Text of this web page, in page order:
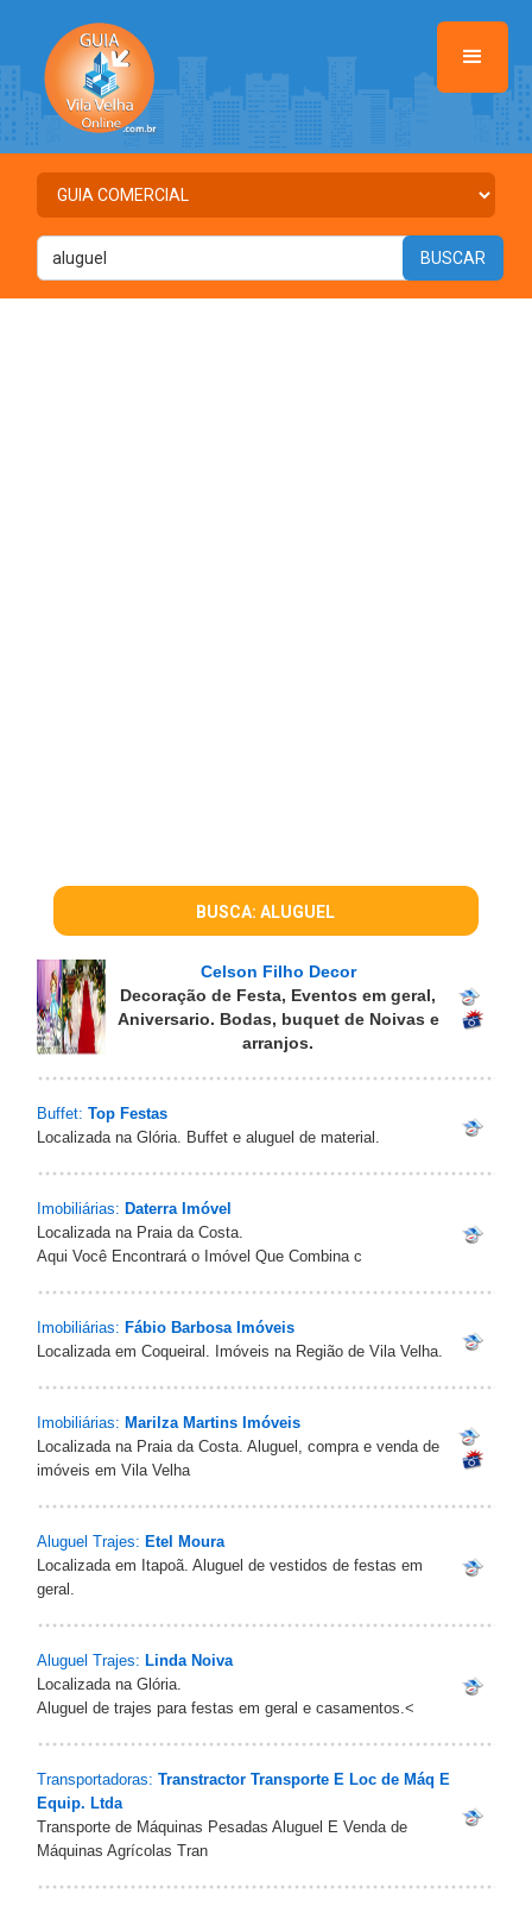
BUSCA: ALUGUEL
Celson Filho Decor
Decoração de Festa, Eventos em geral,
Aniversario. Bodas, buquet de Noivas e
arranjos.
Buffet: Top Festas
Localizada na Glória. Buffet e aluguel de material.
Imobiliárias: Daterra Imóvel
Localizada na Praia da Costa.
Aqui Você Encontrará o Imóvel Que Combina c
Imobiliárias: Fábio Barbosa Imóveis
Localizada em Coqueiral. Imóveis na Região de Vila Velha.
Imobiliárias: Marilza Martins Imóveis
Localizada na Praia da Costa. Aluguel, compra e venda de
imóveis em Vila Velha
Aluguel Trajes: Etel Moura
Localizada em Itapoã. Aluguel de vestidos de festas em
geral.
Aluguel Trajes: Linda Noiva
Localizada na Glória.
Aluguel de trajes para festas em geral e casamentos.<
Transportadoras: Transtractor Transporte E Loc de Máq E
Equip. Ltda
Transporte de Máquinas Pesadas Aluguel E Venda de
Máquinas Agrícolas Tran